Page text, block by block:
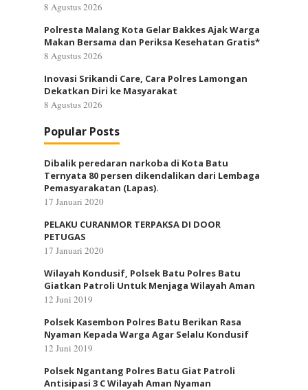
8 Agustus 2026
Polresta Malang Kota Gelar Bakkes Ajak Warga
Makan Bersama dan Periksa Kesehatan Gratis*
8 Agustus 2026
Inovasi Srikandi Care, Cara Polres Lamongan
Dekatkan Diri ke Masyarakat
8 Agustus 2026
Popular Posts
Dibalik peredaran narkoba di Kota Batu
Ternyata 80 persen dikendalikan dari Lembaga
Pemasyarakatan (Lapas).
17 Januari 2020
PELAKU CURANMOR TERPAKSA DI DOOR
PETUGAS
17 Januari 2020
Wilayah Kondusif, Polsek Batu Polres Batu
Giatkan Patroli Untuk Menjaga Wilayah Aman
12 Juni 2019
Polsek Kasembon Polres Batu Berikan Rasa
Nyaman Kepada Warga Agar Selalu Kondusif
12 Juni 2019
Polsek Ngantang Polres Batu Giat Patroli
Antisipasi 3 C Wilayah Aman Nyaman